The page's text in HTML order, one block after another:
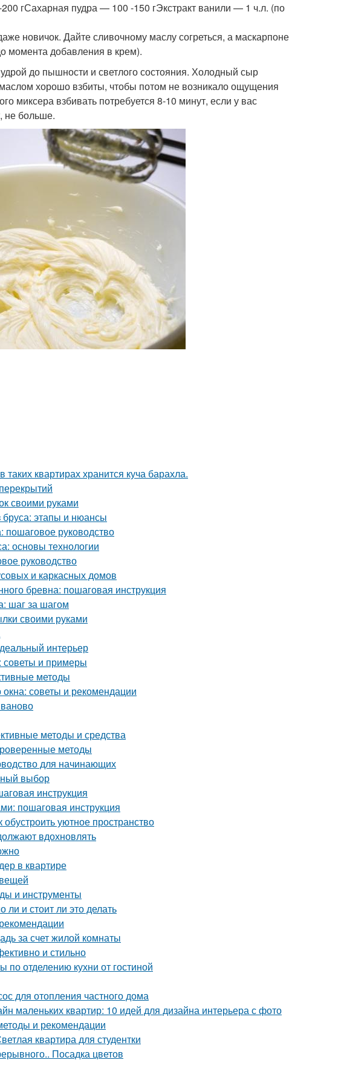
гСахарная пудра — 100 -150 гЭкстракт ванили — 1 ч.л. (по
новичок. Дайте сливочному маслу согреться, а маскарпоне
момента добавления в крем).
до пышности и светлого состояния. Холодный сыр
хорошо взбиты, чтобы потом не возникало ощущения
миксера взбивать потребуется 8-10 минут, если у вас
не больше.
квартирах хранится куча барахла.
своими руками
бруса: этапы и нюансы
пошаговое руководство
основы технологии
руководство
и каркасных домов
бревна: пошаговая инструкция
шаг за шагом
своими руками
интерьер
советы и примеры
методы
окна: советы и рекомендации
методы и средства
методы
для начинающих
выбор
инструкция
пошаговая инструкция
уютное пространство
вдохновлять
в квартире
и инструменты
и стоит ли это делать
за счет жилой комнаты
и стильно
по отделению кухни от гостиной
для отопления частного дома
маленьких квартир: 10 идей для дизайна интерьера с фото
и рекомендации
квартира для студентки
Посадка цветов